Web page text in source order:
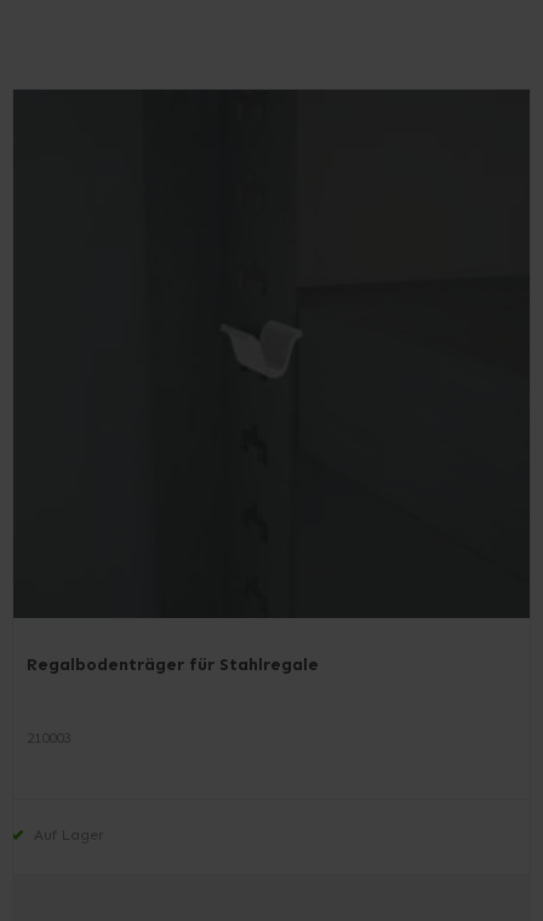
Regalbodenträger für Stahlregale
210003
Auf Lager